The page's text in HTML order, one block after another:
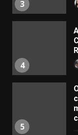
3
4
5